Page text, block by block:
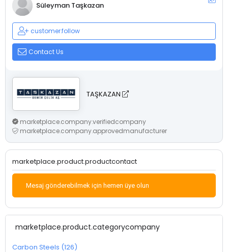
Süleyman Taşkazan
customer.follow
Contact Us
TAŞKAZAN
marketplace.company.verifiedcompany
marketplace.company.approvedmanufacturer
marketplace.product.productcontact
Mesaj gönderebilmek için hemen üye olun
marketplace.product.categorycompany
Carbon Steels (126)